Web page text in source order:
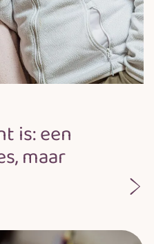
is: een
maar